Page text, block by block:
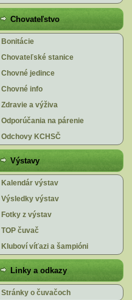
Chovateľstvo
Bonitácie
Chovateľské stanice
Chovné jedince
Chovné info
Zdravie a výživa
Odporúčania na párenie
Odchovy KCHSČ
Výstavy
Kalendár výstav
Výsledky výstav
Fotky z výstav
TOP čuvač
Kluboví víťazi a šampióni
Linky a odkazy
Stránky o čuvačoch